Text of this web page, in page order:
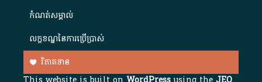
កំណត់សម្គាល់
លក្ខខណ្ឌនៃការប្រើប្រាស់
វិភាគទាន